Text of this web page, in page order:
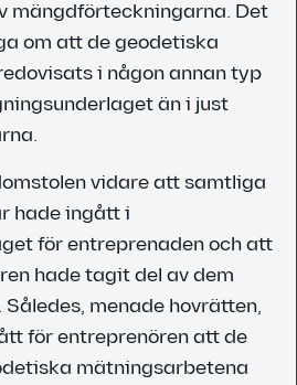
mängdförteckningarna. Det
om att de geodetiska
i någon annan typ
än i just
vidare att samtliga
hade ingått i
för entreprenaden och att
hade tagit del av dem
menade hovrätten,
för entreprenören att de
mätningsarbetena